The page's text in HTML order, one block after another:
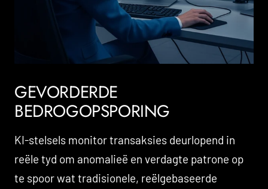
GEVORDERDE
BEDROGOPSPORING
KI-stelsels monitor transaksies deurlopend in
reële tyd om anomalieë en verdagte patrone op
te spoor wat tradisionele, reëlgebaseerde